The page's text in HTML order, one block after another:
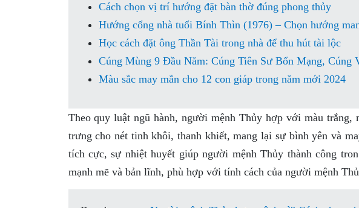
Cách chọn vị trí hướng đặt bàn thờ đúng phong thủy
Hướng cổng nhà tuổi Bính Thìn (1976) – Chọn hướng
Học cách đặt ông Thần Tài trong nhà để thu hút tài lộc
Cúng Mùng 9 Đầu Năm: Cúng Tiên Sư Bổn Mạng, Cúng
Màu sắc may mắn cho 12 con giáp trong năm mới 2024
Theo quy luật ngũ hành, người mệnh Thủy hợp với màu trắng,
trưng cho nét tinh khôi, thanh khiết, mang lại sự bình yên và
tích cực, sự nhiệt huyết giúp người mệnh Thủy thành công
mạnh mẽ và bản lĩnh, phù hợp với tính cách của người mệnh